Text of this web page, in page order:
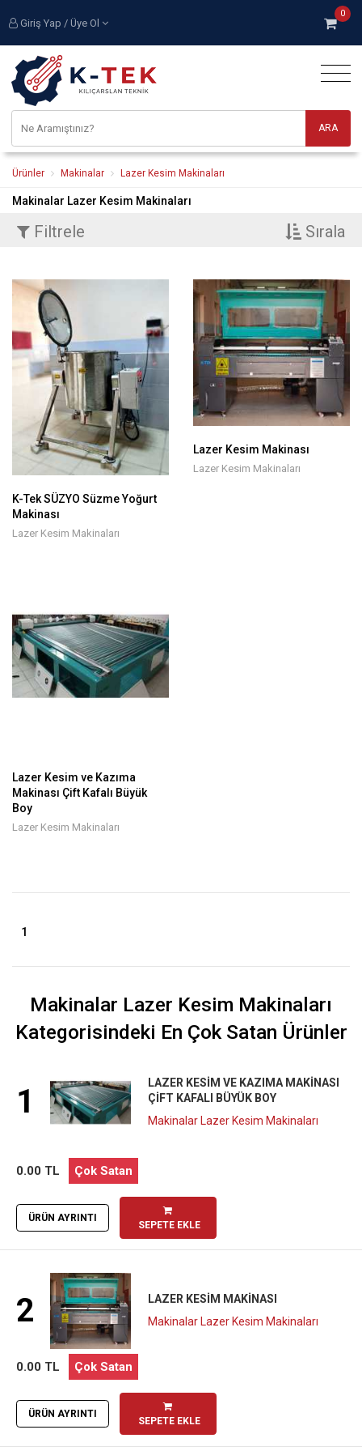
Giriş Yap / Üye Ol
0
Ürünler Makinalar Lazer Kesim Makinaları
Makinalar Lazer Kesim Makinaları
Sırala
Filtrele
K-Tek SÜZYO Süzme Yoğurt
Makinası
Lazer Kesim Makinaları
Lazer Kesim Makinası
Lazer Kesim Makinaları
Lazer Kesim ve Kazıma
Makinası Çift Kafalı Büyük
Boy
Lazer Kesim Makinaları
1
Makinalar Lazer Kesim Makinaları
Kategorisindeki En Çok Satan Ürünler
1
LAZER KESIM VE KAZIMA MAKINASI
ÇIFT KAFALI BÜYÜK BOY
Makinalar Lazer Kesim Makinaları
0.00 TL Çok Satan
ÜRÜN AYRINTI
SEPETE EKLE
2
LAZER KESIM MAKINASI
Makinalar Lazer Kesim Makinaları
0.00 TL Çok Satan
ÜRÜN AYRINTI
SEPETE EKLE